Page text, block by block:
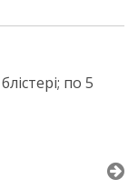
по 5